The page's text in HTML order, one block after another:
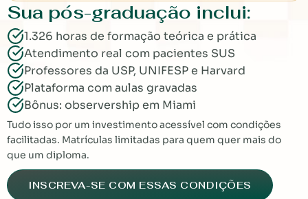
Sua pós-graduação inclui:
1.326 horas de formação teórica e prática
Atendimento real com pacientes SUS
Professores da USP, UNIFESP e Harvard
Plataforma com aulas gravadas
Bônus: observership em Miami
Tudo isso por um investimento acessível com condições
facilitadas. Matrículas limitadas para quem quer mais do
que um diploma.
INSCREVA-SE COM ESSAS CONDIÇÕES